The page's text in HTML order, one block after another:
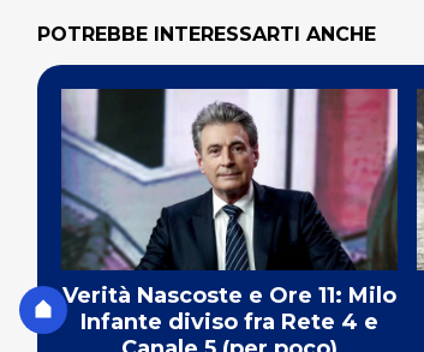
POTREBBE INTERESSARTI ANCHE
Verità Nascoste e Ore 11: Milo
Infante diviso fra Rete 4 e